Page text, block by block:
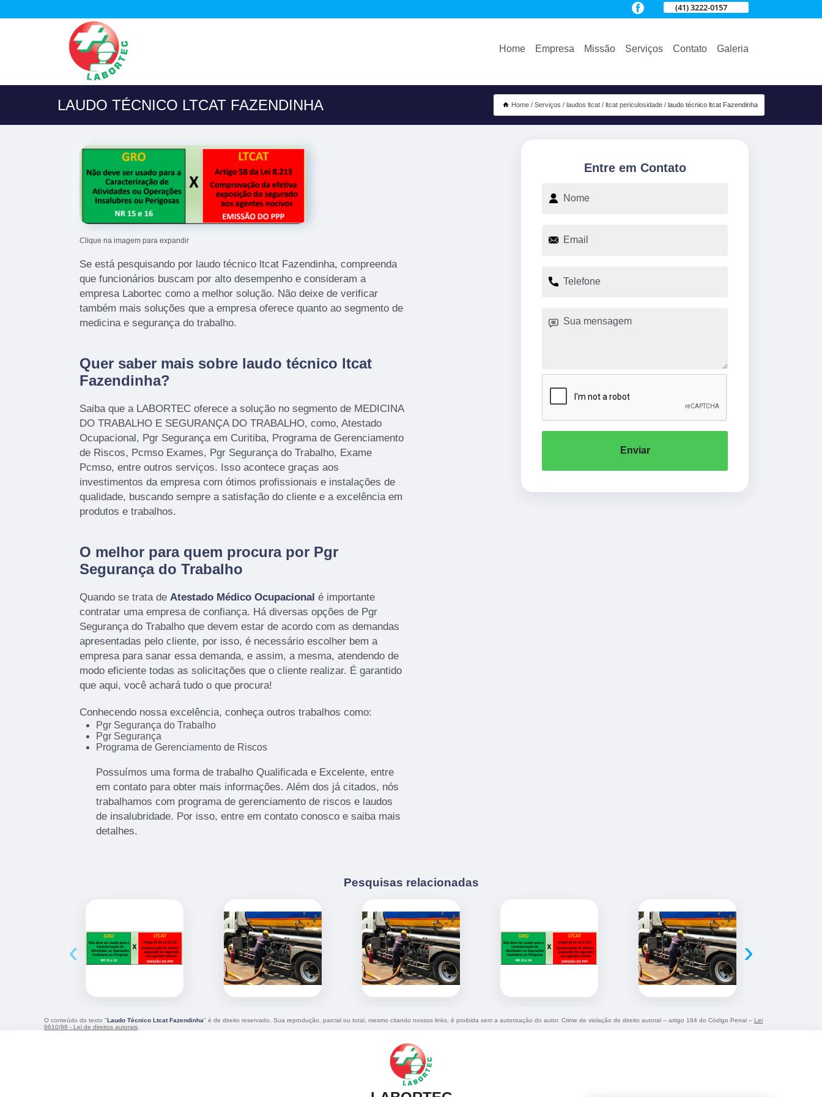
(41) 3222-0157
Home Empresa Missão Serviços Contato Galeria
LAUDO TÉCNICO LTCAT FAZENDINHA Home Serviços laudos ltcat ltcat periculosidade laudo técnico ltcat Fazendinha
Clique na imagem para expandir
Se está pesquisando por laudo técnico ltcat Fazendinha, compreenda
que funcionários buscam por alto desempenho e consideram a
empresa Labortec como a melhor solução. Não deixe de verificar
também mais soluções que a empresa oferece quanto ao segmento de
medicina e segurança do trabalho.
Quer saber mais sobre laudo técnico ltcat
Fazendinha?
Saiba que a LABORTEC oferece a solução no segmento de MEDICINA
DO TRABALHO E SEGURANÇA DO TRABALHO, como, Atestado
Ocupacional, Pgr Segurança em Curitiba, Programa de Gerenciamento
de Riscos, Pcmso Exames, Pgr Segurança do Trabalho, Exame
Pcmso, entre outros serviços. Isso acontece graças aos
investimentos da empresa com ótimos profissionais e instalações de
qualidade, buscando sempre a satisfação do cliente e a excelência em
produtos e trabalhos.
O melhor para quem procura por Pgr
Segurança do Trabalho
Quando se trata de Atestado Médico Ocupacional é importante
contratar uma empresa de confiança. Há diversas opções de Pgr
Segurança do Trabalho que devem estar de acordo com as demandas
apresentadas pelo cliente, por isso, é necessário escolher bem a
empresa para sanar essa demanda, e assim, a mesma, atendendo de
modo eficiente todas as solicitações que o cliente realizar. É garantido
que aqui, você achará tudo o que procura!
Conhecendo nossa excelência, conheça outros trabalhos como:
Pgr Segurança do Trabalho
Pgr Segurança
Programa de Gerenciamento de Riscos
Possuímos uma forma de trabalho Qualificada e Excelente, entre
em contato para obter mais informações. Além dos já citados, nós
trabalhamos com programa de gerenciamento de riscos e laudos
de insalubridade. Por isso, entre em contato conosco e saiba mais
detalhes.
Entre em Contato
Enviar
Pesquisas relacionadas
‹ ›
O conteúdo do texto "Laudo Técnico Ltcat Fazendinha" é de direito reservado. Sua reprodução, parcial ou total, mesmo citando nossos links, é proibida sem a autorização do autor. Crime de violação de direito autoral – artigo 184 do Código Penal – Lei
9610/98 - Lei de direitos autorais